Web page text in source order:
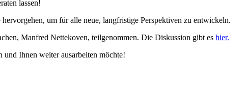
lassen!
um für alle neue, langfristige Perspektiven zu entwickeln.
Manfred Nettekoven, teilgenommen. Die Diskussion gibt es hier.
Ihnen weiter ausarbeiten möchte!